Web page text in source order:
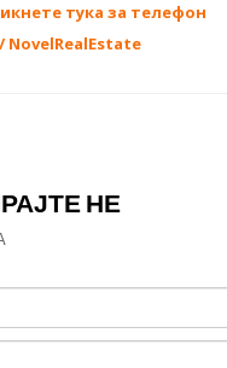
тука за телефон
НЕ